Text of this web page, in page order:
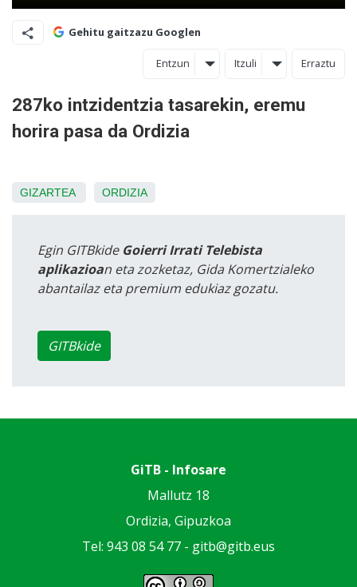
Gehitu gaitzazu Googlen
Entzun Itzuli Erraztu
287ko intzidentzia tasarekin, eremu
horira pasa da Ordizia
GIZARTEA ORDIZIA
Egin GITBkide Goierri Irrati Telebista
aplikazioan eta zozketaz, Gida Komertzialeko
abantailaz eta premium edukiaz gozatu.
GITBkide
GiTB - Infosare
Mallutz 18
Ordizia, Gipuzkoa
Tel: 943 08 54 77 - gitb@gitb.eus